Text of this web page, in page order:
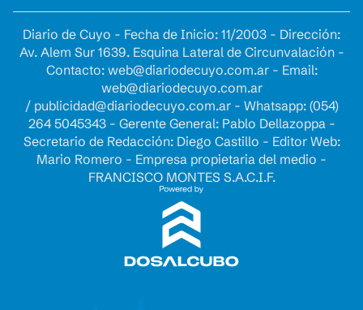
Diario de Cuyo - Fecha de Inicio: 11/2003 - Dirección:
Av. Alem Sur 1639. Esquina Lateral de Circunvalación -
Contacto: web@diariodecuyo.com.ar- Email:
web@diariodecuyo.com.ar
/ publicidad@diariodecuyo.com.ar- Whatsapp: (054)
264 5045343 - Gerente General: Pablo Dellazoppa -
Secretario de Redacción: Diego Castillo - Editor Web:
Mario Romero - Empresa propietaria del medio -
FRANCISCO MONTES S.A.C.I.F.